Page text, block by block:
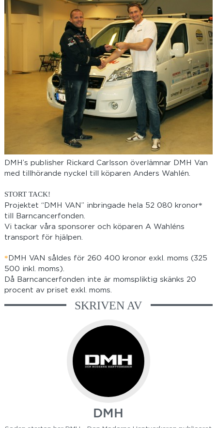
DMH’s publisher Rickard Carlsson överlämnar DMH Van
med tillhörande nyckel till köparen Anders Wahlén.
STORT TACK!
Projektet “DMH VAN” inbringade hela 52 080 kronor*
till Barncancerfonden.
Vi tackar våra sponsorer och köparen A Wahléns
transport för hjälpen.
* DMH VAN såldes för 260 400 kronor exkl. moms (325
500 inkl. moms).
Då Barncancerfonden inte är momspliktig skänks 20
procent av priset exkl. moms.
SKRIVEN AV
DMH